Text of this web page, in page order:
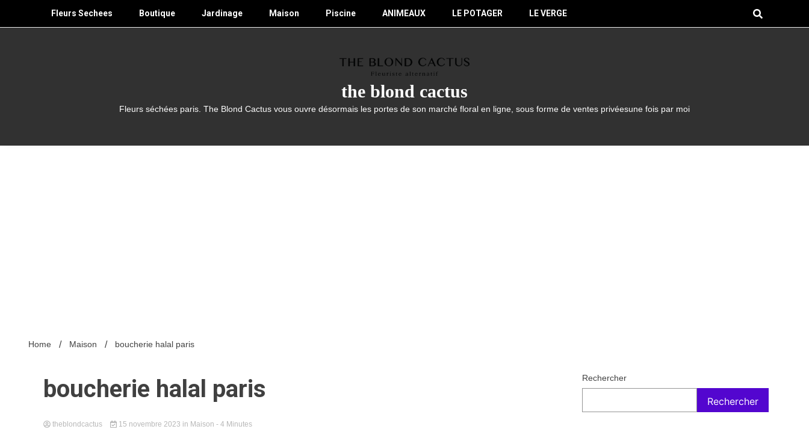
content
Fleurs Sechees Boutique Jardinage Maison Piscine ANIMEAUX LE POTAGER LE VERGE
the blond cactus
Fleurs séchées paris. The Blond Cactus vous ouvre désormais les portes de son marché floral en ligne, sous forme de ventes privéesune fois par moi
Home Maison boucherie halal paris
boucherie halal paris
theblondcactus 15 novembre 2023 in Maison - 4 Minutes
Rechercher
Rechercher